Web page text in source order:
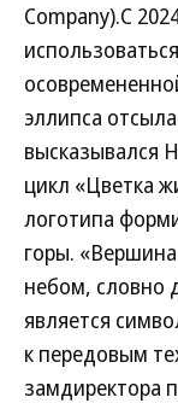
Company).С
эллипса
высказывался
цикл «Цветка
логотипа
горы.
небом, словно
является
к передовым
замдиректора